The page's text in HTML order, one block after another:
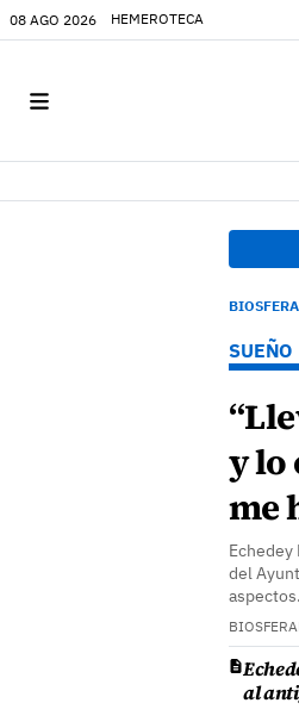
08 AGO 2026 HEMEROTECA
SUEÑO
y lo
me
del
al